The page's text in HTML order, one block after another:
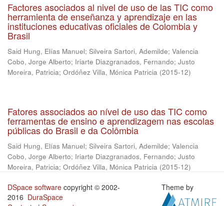
Factores asociados al nivel de uso de las TIC como
herramienta de enseñanza y aprendizaje en las
instituciones educativas oficiales de Colombia y
Brasil
Said Hung, Elías Manuel; Silveira Sartori, Ademilde; Valencia
Cobo, Jorge Alberto; Iriarte Diazgranados, Fernando; Justo
Moreira, Patricia; Ordóñez Villa, Mónica Patricia (2015-12)
Fatores associados ao nível de uso das TIC como
ferramentas de ensino e aprendizagem nas escolas
públicas do Brasil e da Colômbia
Said Hung, Elías Manuel; Silveira Sartori, Ademilde; Valencia
Cobo, Jorge Alberto; Iriarte Diazgranados, Fernando; Justo
Moreira, Patricia; Ordóñez Villa, Mónica Patricia (2015-12)
DSpace software copyright © 2002-
2016 DuraSpace
Theme by